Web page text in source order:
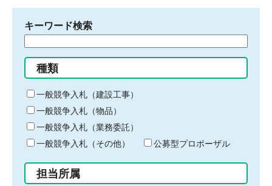
キーワード検索
る
キ
ー
ワ
ー
ド
入
力
種類
一般競争入札（建設工事）
一般競争入札（物品）
一般競争入札（業務委託）
一般競争入札（その他）
公募型プロポーザル
担当所属